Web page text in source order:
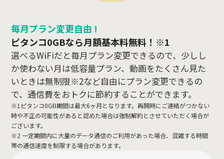
毎月プラン変更自由 !
ピタンコ0GBなら月額基本料無料！※1
選べるWiFiだと毎月プラン変更できるので、少しし
か使わない月は低容量プラン、動画をたくさん見た
いときは無制限※2など自由にプラン変更できるの
で、通信費をおトクに節約することができます。
※1ピタンコ0GB期間は最大6ヶ月となります。再開時にご連絡がつかない
時や不正の可能性があると認めた場合は強制解約とさせていただく場合が
ございます。
※2 一定期間内に大量のデータ通信のご利用があった場合、混雑する時間
帯の通信速度を制限する場合があります。